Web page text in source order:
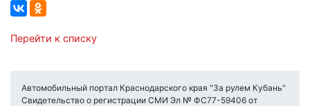
Перейти к списку
Автомобильный портал Краснодарского края "За рулем Кубань"
Свидетельство о регистрации СМИ Эл № ФС77-59406 от